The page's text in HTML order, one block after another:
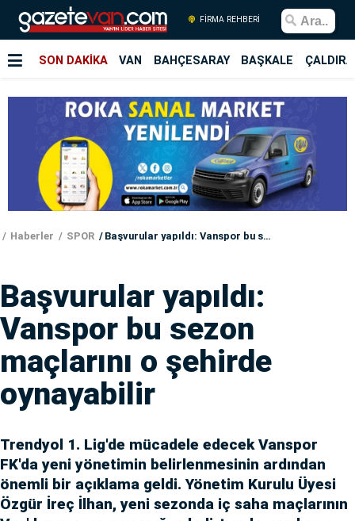
FİRMA REHBERİ
SON DAKİKA VAN BAHÇESARAY BAŞKALE
Haberler SPOR Başvurular yapıldı: Vanspor bu sezon maçlarını o şehirde oynayabilir
Başvurular yapıldı:
Vanspor bu sezon
maçlarını o şehirde
oynayabilir
Trendyol 1. Lig'de mücadele edecek Vanspor
FK'da yeni yönetimin belirlenmesinin ardından
önemli bir açıklama geldi. Yönetim Kurulu Üyesi
Özgür İreç İlhan, yeni sezonda iç saha maçlarının